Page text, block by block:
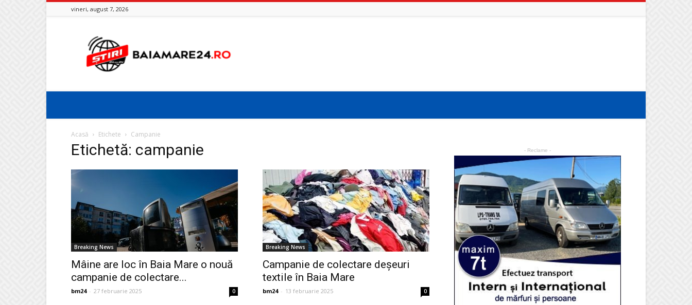
vineri, august 7, 2026
Baia
Mare
24
Acasă Etichete Campanie
Etichetă: campanie
Breaking News
Mâine are loc în Baia Mare o nouă
campanie de colectare...
bm24 - 27 februarie 2025 0
Breaking News
Campanie de colectare deșeuri
textile în Baia Mare
bm24 - 13 februarie 2025 0
- Reclame -